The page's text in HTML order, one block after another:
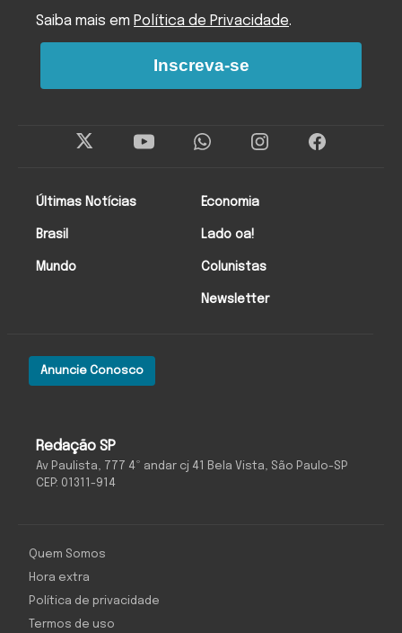
Redação SP
Av Paulista, 777 4º andar cj 41 Bela Vista, São Paulo-SP
CEP: 01311-914
Anuncie Conosco
Últimas Notícias
Brasil
Mundo
Economia
Lado oa!
Colunistas
Newsletter
Saiba mais em Política de Privacidade.
Inscreva-se
Quem Somos
Hora extra
Política de privacidade
Termos de uso